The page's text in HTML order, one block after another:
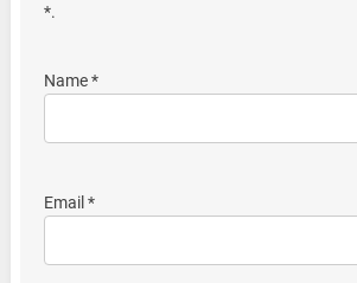
*.
Name *
Email *